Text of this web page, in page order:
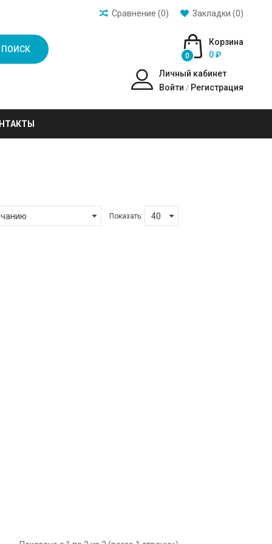
Закладки (0)
Сравнение (0)
ПОИСК
Корзина
0
0 ₽
Личный кабинет
Войти / Регистрация
Показать: